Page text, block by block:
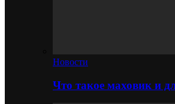
Новости
Что такое маховик и